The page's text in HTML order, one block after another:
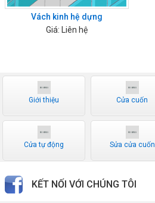
Vách kinh hệ dựng
Giá: Liên hệ
Giới thiệu Cửa cuốn
Cửa tự động Sửa cửa cuốn
KẾT NỐI VỚI CHÚNG TÔI